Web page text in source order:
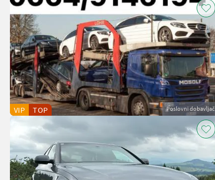
Poslovni dobavljač
VIP TOP